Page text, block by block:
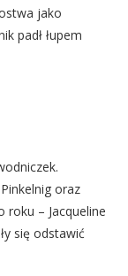
jako
padł łupem
oraz
roku – Jacqueline
się odstawić